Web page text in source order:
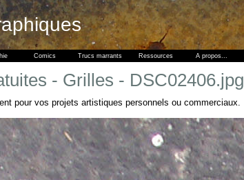
Comics Trucs marrants Ressources A propos...
- Grilles - DSC02406.jpg
pour vos projets artistiques personnels ou commerciaux.